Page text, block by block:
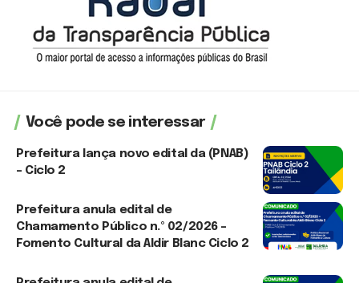
Você pode se interessar
Prefeitura lança novo edital da (PNAB)
– Ciclo 2
Prefeitura anula edital de
Chamamento Público n.º 02/2026 –
Fomento Cultural da Aldir Blanc Ciclo 2